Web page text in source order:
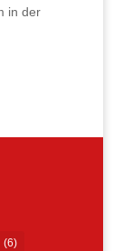
in der
(6)